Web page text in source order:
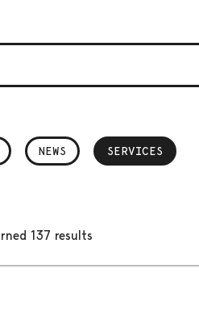
NEWS SERVICES
, SELECTED
137 results